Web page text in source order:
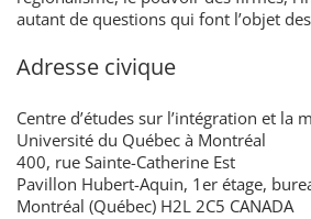
autant de questions qui font l’objet
Adresse civique
Centre d’études sur l’intégration et la
Université du Québec à Montréal
400, rue Sainte-Catherine Est
Pavillon Hubert-Aquin, 1er étage,
Montréal (Québec) H2L 2C5 CANADA